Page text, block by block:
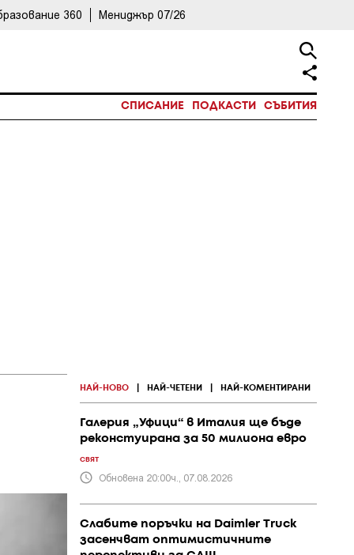
360 Мениджър 07/26
СПИСАНИЕ ПОДКАСТИ СЪБИТИЯ
НАЙ-НОВО НАЙ-ЧЕТЕНИ НАЙ-КОМЕНТИРАНИ
Галерия „Уфици“ в Италия ще бъде
реконстуирана за 50 милиона евро
СВЯТ
Обновена 20:00ч., 07.08.2026
Слабите поръчки на Daimler Truck
засенчват оптимистичните